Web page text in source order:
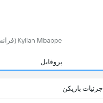
Kylian Mbappe (فرانسه, 27) is a فوتبال player, currently playing for Real Madrid in اسپانیا.
پروفایل
جزئیات بازیکن